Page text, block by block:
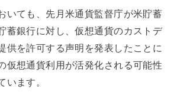
いても、先月米通貨監督庁が米貯蓄
蓄銀行に対し、仮想通貨のカストデ
供を許可する声明を発表したことに
仮想通貨利用が活発化される可能性
います。